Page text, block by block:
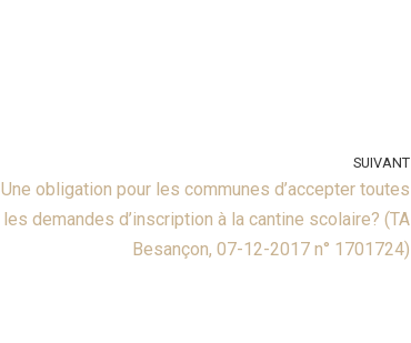
SUIVANT
Une obligation pour les communes d’accepter toutes
les demandes d’inscription à la cantine scolaire? (TA
Besançon, 07-12-2017 n° 1701724)